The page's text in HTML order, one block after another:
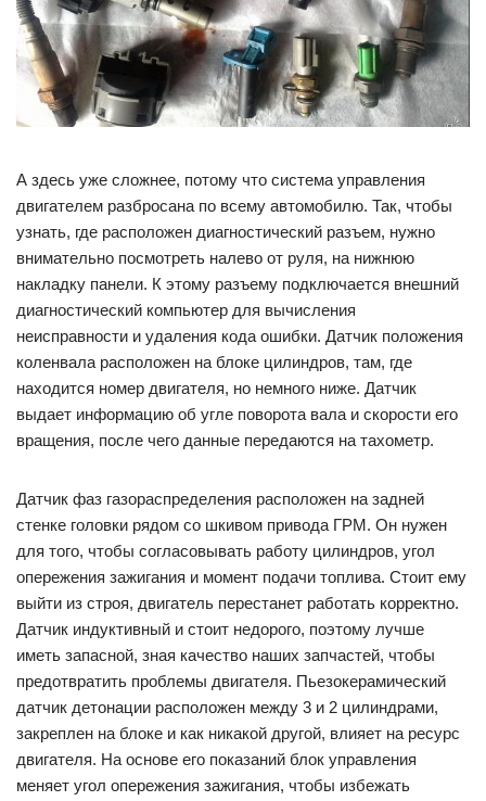
А здесь уже сложнее, потому что система управления
двигателем разбросана по всему автомобилю. Так, чтобы
узнать, где расположен диагностический разъем, нужно
внимательно посмотреть налево от руля, на нижнюю
накладку панели. К этому разъему подключается внешний
диагностический компьютер для вычисления
неисправности и удаления кода ошибки. Датчик положения
коленвала расположен на блоке цилиндров, там, где
находится номер двигателя, но немного ниже. Датчик
выдает информацию об угле поворота вала и скорости его
вращения, после чего данные передаются на тахометр.
Датчик фаз газораспределения расположен на задней
стенке головки рядом со шкивом привода ГРМ. Он нужен
для того, чтобы согласовывать работу цилиндров, угол
опережения зажигания и момент подачи топлива. Стоит ему
выйти из строя, двигатель перестанет работать корректно.
Датчик индуктивный и стоит недорого, поэтому лучше
иметь запасной, зная качество наших запчастей, чтобы
предотвратить проблемы двигателя. Пьезокерамический
датчик детонации расположен между 3 и 2 цилиндрами,
закреплен на блоке и как никакой другой, влияет на ресурс
двигателя. На основе его показаний блок управления
меняет угол опережения зажигания, чтобы избежать